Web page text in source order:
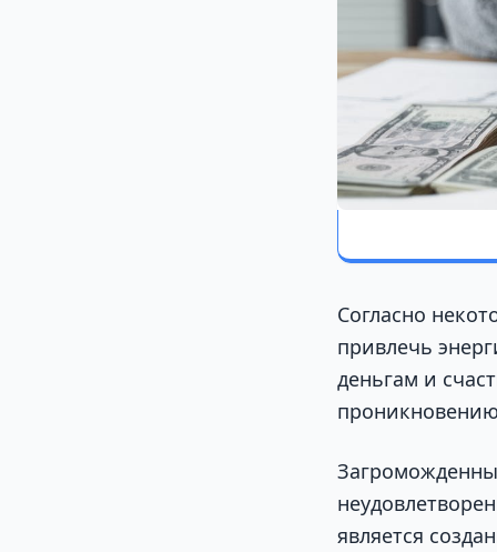
Согласно
привлечь
деньгам и
является